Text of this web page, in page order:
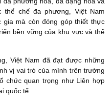
chế đa phương, Việt Nam
gia mà còn đóng góp thiết thực
bền vững của khu vực và thế
Việt Nam đã đạt được những
vị vai trò của mình trên trường
chức quan trọng như Liên hợp
quốc tế.